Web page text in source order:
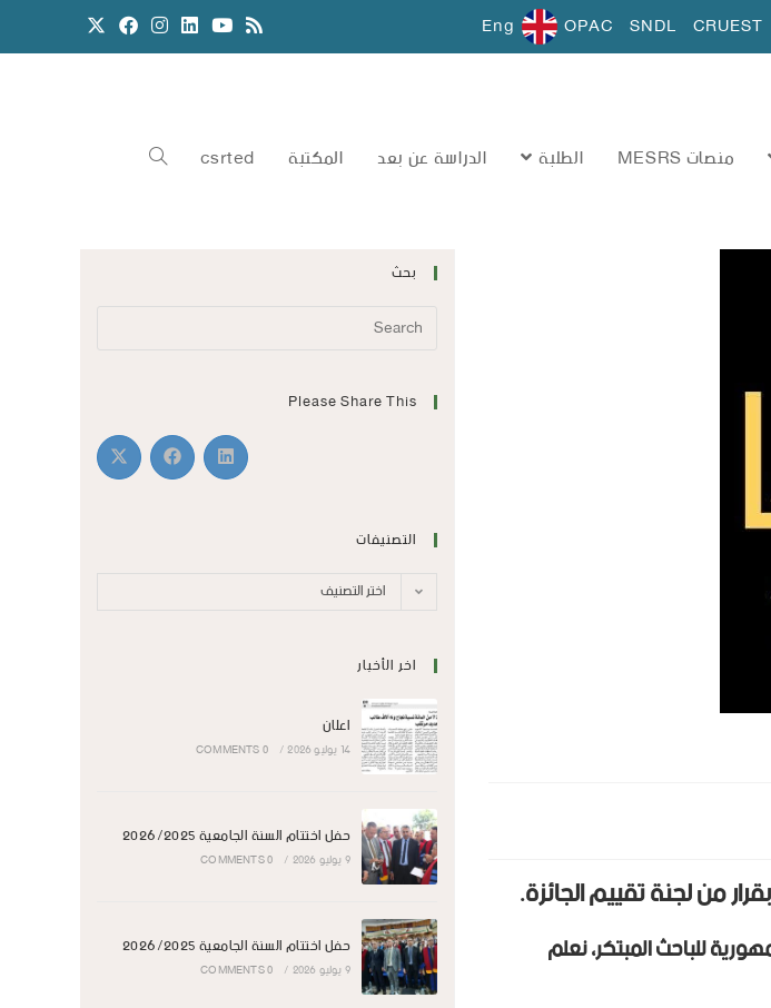
CRUEST
SNDL
OPAC
Eng
منصات MESRS الطلبة الدراسة عن بعد المكتبة csrted
بقرار من لجنة تقييم الجائزة.
للباحث المبتكر، نعلم
بحث
Please Share This
التصنيفات
اختر التصنيف
اخر الأخبار
اعلان
14 يوليو 2026 /
0 COMMENTS
حفل اختتام السنة الجامعية 2026/2025
9 يوليو 2026 /
0 COMMENTS
حفل اختتام السنة الجامعية 2026/2025
9 يوليو 2026 /
0 COMMENTS